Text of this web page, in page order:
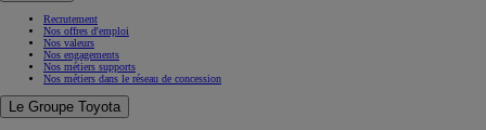
Recrutement
Nos offres d'emploi
Nos valeurs
Nos engagements
Nos métiers supports
Nos métiers dans le réseau de concession
Le Groupe Toyota